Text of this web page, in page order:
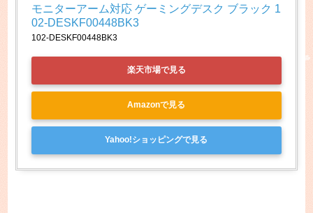
モニターアーム対応 ゲーミングデスク ブラック 1
02-DESKF00448BK3
102-DESKF00448BK3
楽天市場で見る
Amazonで見る
Yahoo!ショッピングで見る